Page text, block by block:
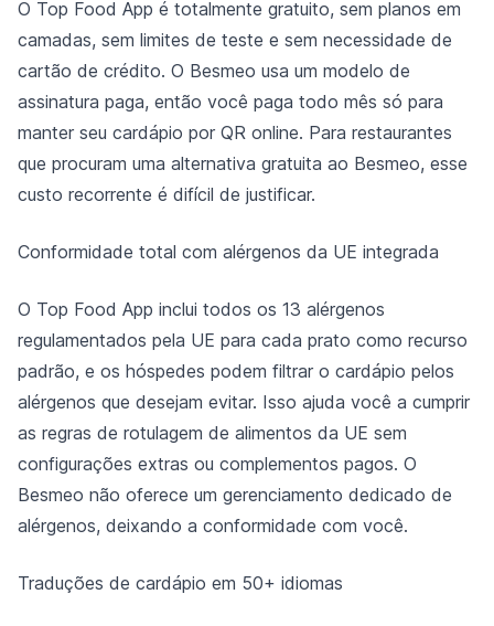
O Top Food App é totalmente gratuito, sem planos em
camadas, sem limites de teste e sem necessidade de
cartão de crédito. O Besmeo usa um modelo de
assinatura paga, então você paga todo mês só para
manter seu cardápio por QR online. Para restaurantes
que procuram uma alternativa gratuita ao Besmeo, esse
custo recorrente é difícil de justificar.
Conformidade total com alérgenos da UE integrada
O Top Food App inclui todos os 13 alérgenos
regulamentados pela UE para cada prato como recurso
padrão, e os hóspedes podem filtrar o cardápio pelos
alérgenos que desejam evitar. Isso ajuda você a cumprir
as regras de rotulagem de alimentos da UE sem
configurações extras ou complementos pagos. O
Besmeo não oferece um gerenciamento dedicado de
alérgenos, deixando a conformidade com você.
Traduções de cardápio em 50+ idiomas